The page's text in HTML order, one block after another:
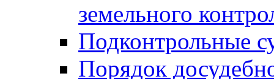
земельного
Подконтрольные
Порядок